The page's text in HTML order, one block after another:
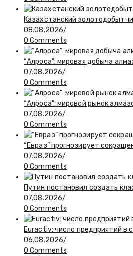
Казахстанский
08.08.2026/
0 Comments
“Алроса”: мировая добыча
07.08.2026/
0 Comments
“Алроса”: мировой рынок
07.08.2026/
0 Comments
“Евраз” прогнозирует
07.08.2026/
0 Comments
Путин постановил создать
07.08.2026/
0 Comments
Euractiv: число предприятий в
06.08.2026/
0 Comments